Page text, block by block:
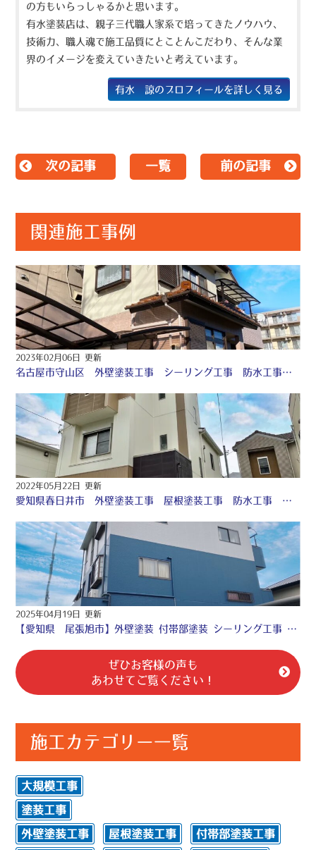
の方もいらっしゃるかと思います。
有水塗装店は、親子三代職人家系で培ってきたノウハウ、
技術力、職人魂で施工品質にとことんこだわり、そんな業
界のイメージを変えていきたいと考えています。
有水 諒のプロフィールを詳しく見る
次の記事 一覧 前の記事
関連施工事例
2023年02月06日 更新
名古屋市守山区 外壁塗装工事 シーリング工事 防水工事 ♢
2022年05月22日 更新
愛知県春日井市 外壁塗装工事 屋根塗装工事 防水工事 シーリング工事 ♧
2025年04月19日 更新
【愛知県 尾張旭市】外壁塗装 付帯部塗装 シーリング工事 防水工事☆
ぜひお客様の声も
あわせてご覧ください！
施工カテゴリー一覧
大規模工事
塗装工事
外壁塗装工事 屋根塗装工事 付帯部塗装工事